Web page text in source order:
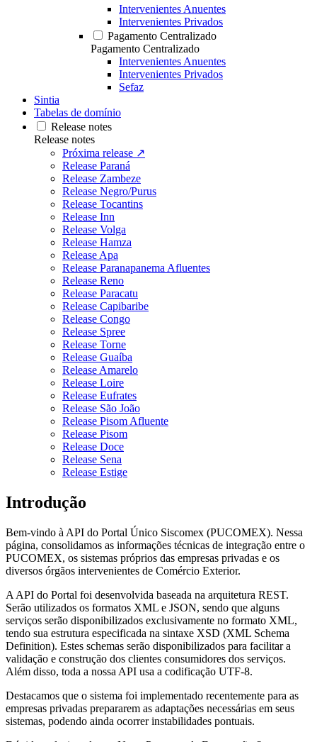
Intervenientes Anuentes
Intervenientes Privados
Pagamento Centralizado
Pagamento Centralizado
Intervenientes Anuentes
Intervenientes Privados
Sefaz
Sintia
Tabelas de domínio
Release notes
Release notes
Próxima release ↗
Release Paraná
Release Zambeze
Release Negro/Purus
Release Tocantins
Release Inn
Release Volga
Release Hamza
Release Apa
Release Paranapanema Afluentes
Release Reno
Release Paracatu
Release Capibaribe
Release Congo
Release Spree
Release Torne
Release Guaíba
Release Amarelo
Release Loire
Release Eufrates
Release São João
Release Pisom Afluente
Release Pisom
Release Doce
Release Sena
Release Estige
Introdução
Bem-vindo à API do Portal Único Siscomex (PUCOMEX). Nessa
página, consolidamos as informações técnicas de integração entre o
PUCOMEX, os sistemas próprios das empresas privadas e os
diversos órgãos intervenientes de Comércio Exterior.
A API do Portal foi desenvolvida baseada na arquitetura REST.
Serão utilizados os formatos XML e JSON, sendo que alguns
serviços serão disponibilizados exclusivamente no formato XML,
tendo sua estrutura especificada na sintaxe XSD (XML Schema
Definition). Estes schemas serão disponibilizados para facilitar a
validação e construção dos clientes consumidores dos serviços.
Além disso, toda a nossa API usa a codificação UTF-8.
Destacamos que o sistema foi implementado recentemente para as
empresas privadas prepararem as adaptações necessárias em seus
sistemas, podendo ainda ocorrer instabilidades pontuais.